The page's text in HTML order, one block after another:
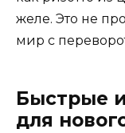
желе. Это не
мир с
Быстрые
для